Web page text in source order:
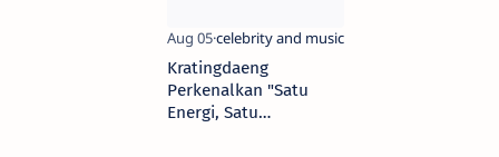
Kratingdaeng
Perkenalkan "Satu
Energi, Satu